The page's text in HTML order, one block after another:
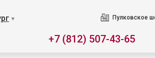
▼ Пулковское
+7 (812) 507-43-65